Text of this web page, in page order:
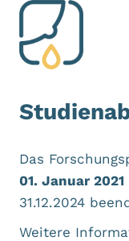
Zum
springen
Das
01. Januar 2021
31.12.2024
Weitere